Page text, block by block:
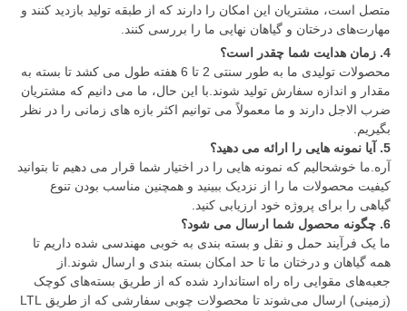
متصل است، مشتریان این امکان را دارند که از طبقه تولید بازدید کنند و
مهارت‌های درختان و گیاهان نهایی ما را بررسی کنند.
4. زمان هدایت شما چقدر است؟
محصولات تولیدی ما به طور سنتی 2 تا 6 هفته طول می کشد تا بسته به
مقدار و اندازه سفارش تولید شوند.با این حال، ما می دانیم که مشتریان
ضرب الاجل دارند و ما معمولاً می توانیم اکثر بازه های زمانی را در نظر
بگیریم.
5. آیا نمونه هایی را ارائه می دهید؟
آره.ما خوشحالیم که نمونه هایی را در اختیار شما قرار می دهیم تا بتوانید
کیفیت محصولات ما را از نزدیک ببینید و همچنین مناسب بودن تنوع
گیاهی را برای پروژه خود ارزیابی کنید.
6. چگونه محصول شما ارسال می شود؟
ما یک فرآیند حمل و نقل و بسته بندی به خوبی مهندسی شده داریم تا
همه گیاهان و درختان ما تا حد امکان بسته بندی و ارسال شوند.از
جعبه‌های مقوایی راه راه استاندارد شده که از طریق بسته‌های کوچک
(زمینی) ارسال می‌شوند تا محصولات چوبی سفارشی که از طریق LTL